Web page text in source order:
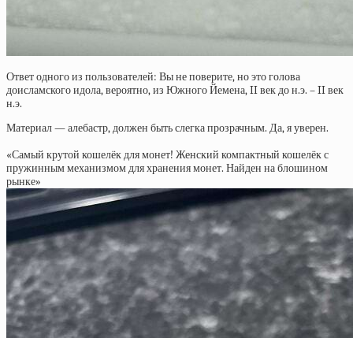
Ответ одного из пользователей: Вы не поверите, но это голова
доисламского идола, вероятно, из Южного Йемена, II век до н.э. – II век
н.э.
Материал — алебастр, должен быть слегка прозрачным. Да, я уверен.
«Самый крутой кошелёк для монет! Женский компактный кошелёк с
пружинным механизмом для хранения монет. Найден на блошином
рынке»